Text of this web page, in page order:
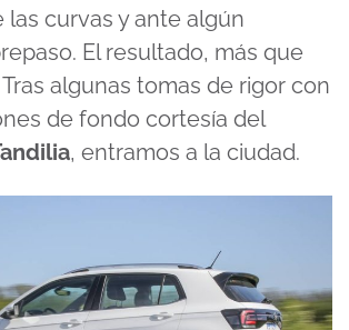
las curvas y ante algún
El resultado, más que
algunas tomas de rigor con
de fondo cortesía del
, entramos a la ciudad.